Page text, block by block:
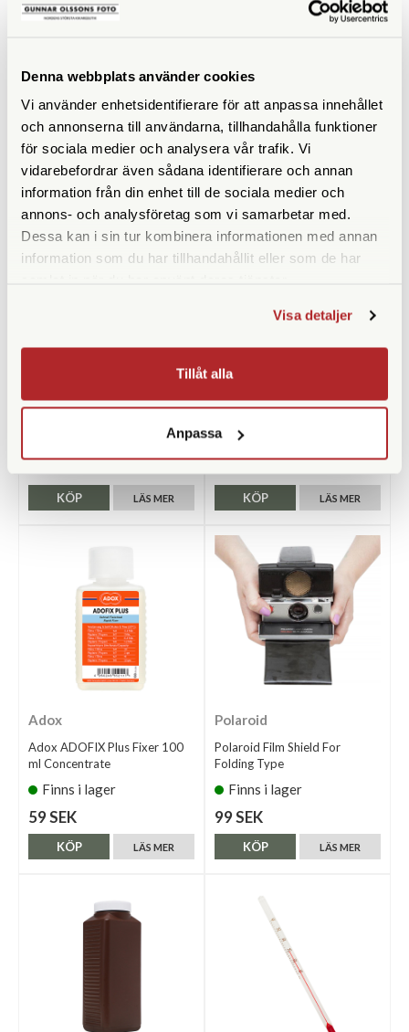
Denna webbplats använder cookies
Vi använder enhetsidentifierare för att anpassa innehållet
och annonserna till användarna, tillhandahålla funktioner
för sociala medier och analysera vår trafik. Vi
vidarebefordrar även sådana identifierare och annan
information från din enhet till de sociala medier och
annons- och analysföretag som vi samarbetar med.
Dessa kan i sin tur kombinera informationen med annan
information som du har tillhandahållit eller som de har
Visa detaljer
Tillåt alla
Anpassa
KÖP LÄS MER
ANDRA KÖPTE ÄVEN
Adox ADOFIX Plus Fixer 500
ml Concentrate
LÄS MER
KÖP
Adox ADONAL 100 ml
Developer Concentrate
Finns i lager
LÄS MER
KÖP
Adox
Adox ADOFIX Plus Fixer 100
ml Concentrate
Finns i lager
59 SEK
LÄS MER
KÖP
Polaroid
Polaroid Film Shield For
Folding Type
Finns i lager
99 SEK
LÄS MER
KÖP